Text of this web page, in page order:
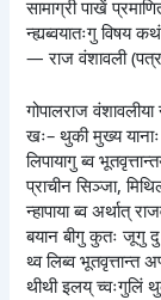
सामाग्री पाखें
न्ह्यब्वयातःगु विषय
— राज वंशावली
गोपालराज
खः– थुकी मुख्य
लिपायागु ब्व
प्राचीन सिञ्जा,
न्हापाया ब्व अर्थात्
बयान बीगु कुतः जूगु दु
थ्व लिब्व भूतवृत्तान्त
थीथी इलय् च्वःगुलिं